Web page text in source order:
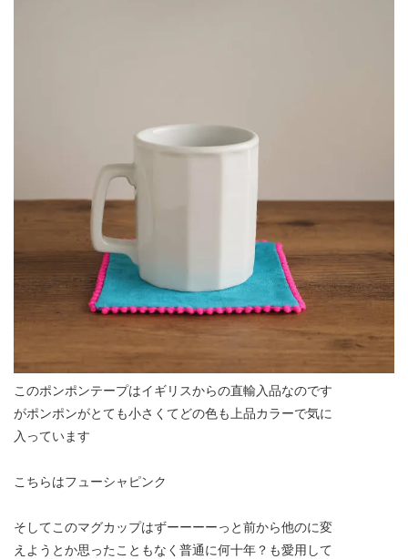
このポンポンテープはイギリスからの直輸入品なのです
がポンポンがとても小さくてどの色も上品カラーで気に
入っています
こちらはフューシャピンク
そしてこのマグカップはずーーーーっと前から他のに変
えようとか思ったこともなく普通に何十年？も愛用して